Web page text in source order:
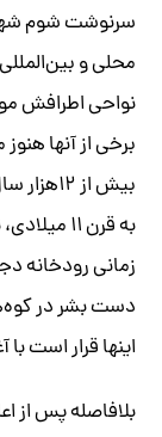
سرنوشت شوم
محلی و
نواحی اطرافش
برخی از آنها
بیش از
به قرن
زمانی رودخانه
دست بشر در
اینها قرار است